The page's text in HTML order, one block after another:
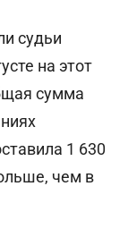
судьи
на этот
сумма
1 630
чем в